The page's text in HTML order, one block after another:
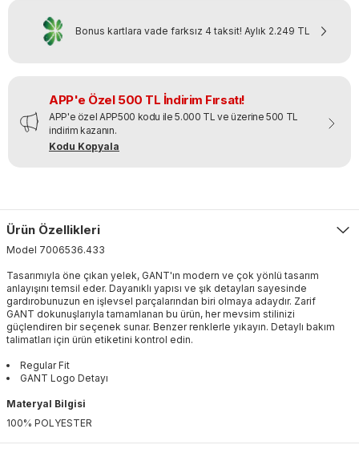
Bonus kartlara vade farksız 4 taksit! Aylık 2.249 TL
APP'e Özel 500 TL İndirim Fırsatı!
APP'e özel APP500 kodu ile 5.000 TL ve üzerine 500 TL
indirim kazanın.
Kodu Kopyala
Ürün Özellikleri
Model 7006536.433
Tasarımıyla öne çıkan yelek, GANT'ın modern ve çok yönlü tasarım
anlayışını temsil eder. Dayanıklı yapısı ve şık detayları sayesinde
gardırobunuzun en işlevsel parçalarından biri olmaya adaydır. Zarif
GANT dokunuşlarıyla tamamlanan bu ürün, her mevsim stilinizi
güçlendiren bir seçenek sunar. Benzer renklerle yıkayın. Detaylı bakım
talimatları için ürün etiketini kontrol edin.
Regular Fit
GANT Logo Detayı
Materyal Bilgisi
100% POLYESTER